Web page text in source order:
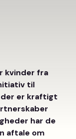
kvinder fra
til
er kraftigt
har de
aftale om